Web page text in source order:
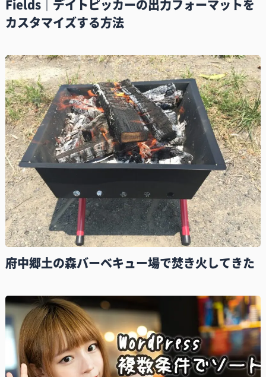
Fields｜デイトピッカーの出力フォーマットを
カスタマイズする方法
府中郷土の森バーベキュー場で焚き火してきた